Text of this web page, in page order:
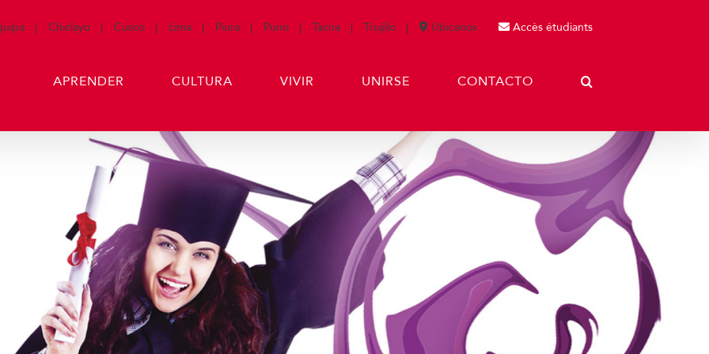
Chiclayo Cusco Lima Piura Puno Tacna Trujillo Ubícanos Accès étudiants
APRENDER CULTURA VIVIR UNIRSE CONTACTO